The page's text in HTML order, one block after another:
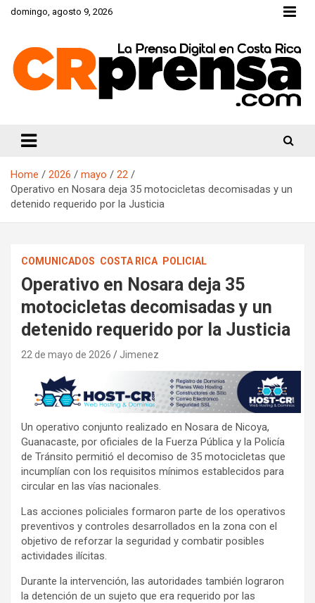
Skipdomingo, agosto 9, 2026
Home 2026 mayo
22
Operativo en Nosara deja 35 motocicletas decomisadas y un
detenido requerido por la Justicia
COMUNICADOS COSTA RICA POLICIAL
Operativo en Nosara deja 35
motocicletas decomisadas y un
detenido requerido por la Justicia
22 de mayo de 2026 Jimenez
Un operativo conjunto realizado en Nosara de Nicoya,
Guanacaste, por oficiales de la Fuerza Pública y la Policía
de Tránsito permitió el decomiso de 35 motocicletas que
incumplían con los requisitos mínimos establecidos para
circular en las vías nacionales.
Las acciones policiales formaron parte de los operativos
preventivos y controles desarrollados en la zona con el
objetivo de reforzar la seguridad y combatir posibles
actividades ilícitas.
Durante la intervención, las autoridades también lograron
la detención de un sujeto que era requerido por las